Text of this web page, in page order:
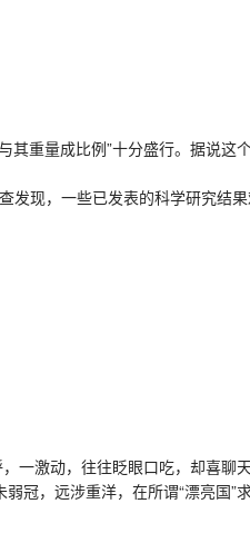
量成比例”十分盛行。据说这
现，一些已发表的科学研究结
激动，往往眨眼口吃，却喜聊天
，远涉重洋，在所谓“漂亮国”